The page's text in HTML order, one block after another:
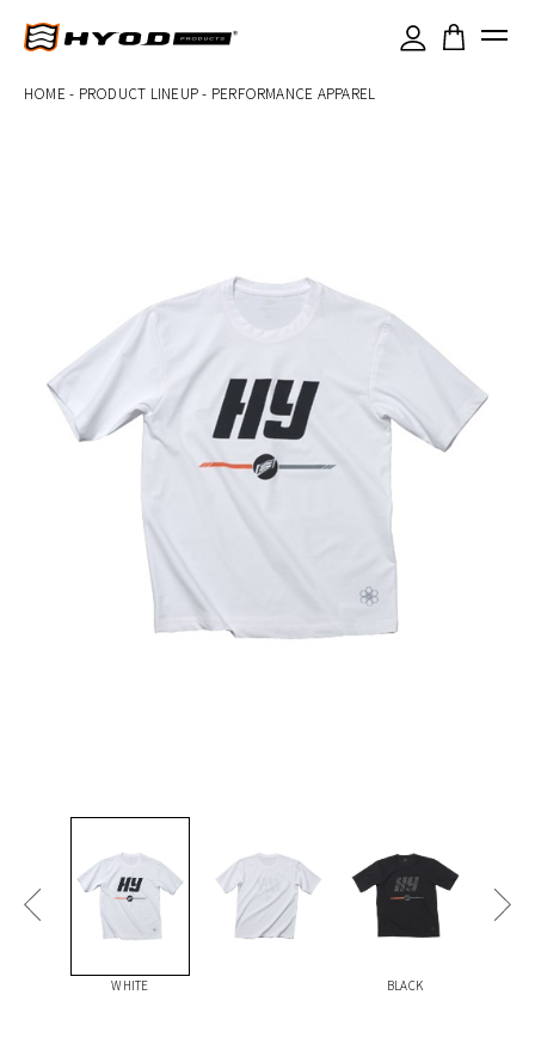
HOME - PRODUCT LINEUP- PERFORMANCE APPAREL
WHITE BLACK
×